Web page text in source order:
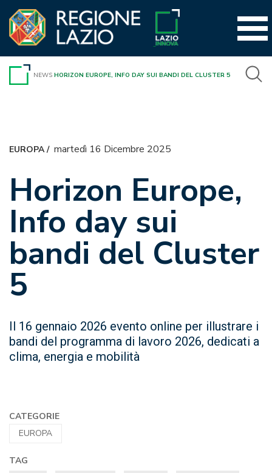
contenuto
NEWS HORIZON EUROPE, INFO DAY SUI BANDI DEL CLUSTER 5
EUROPA/ martedì 16 Dicembre 2025
Horizon Europe,
Info day sui
bandi del Cluster
5
Il 16 gennaio 2026 evento online per illustrare i
bandi del programma di lavoro 2026, dedicati a
clima, energia e mobilità
CATEGORIE
EUROPA
TAG